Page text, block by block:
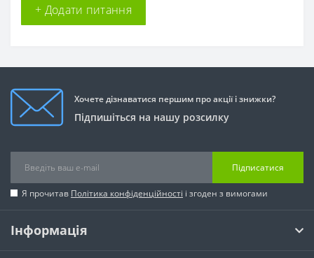
+ Додати питання
Хочете дізнаватися першим про акції і знижки?
Підпишіться на нашу розсилку
Підписатися
Я прочитав Політика конфіденційності і згоден з вимогами
Інформація